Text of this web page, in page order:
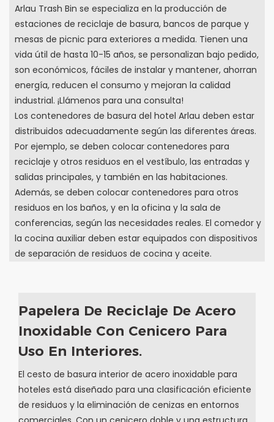
Arlau Trash Bin se especializa en la producción de
estaciones de reciclaje de basura, bancos de parque y
mesas de picnic para exteriores a medida. Tienen una
vida útil de hasta 10-15 años, se personalizan bajo pedido,
son económicos, fáciles de instalar y mantener, ahorran
energía, reducen el consumo y mejoran la calidad
industrial. ¡Llámenos para una consulta!
Los contenedores de basura del hotel Arlau deben estar
distribuidos adecuadamente según las diferentes áreas.
Por ejemplo, se deben colocar contenedores para
reciclaje y otros residuos en el vestíbulo, las entradas y
salidas principales, y también en las habitaciones.
Además, se deben colocar contenedores para otros
residuos en los baños, y en la oficina y la sala de
conferencias, según las necesidades reales. El comedor y
la cocina auxiliar deben estar equipados con dispositivos
de separación de residuos de cocina y aceite.
Papelera De Reciclaje De Acero
Inoxidable Con Cenicero Para
Uso En Interiores.
El cesto de basura interior de acero inoxidable para
hoteles está diseñado para una clasificación eficiente
de residuos y la eliminación de cenizas en entornos